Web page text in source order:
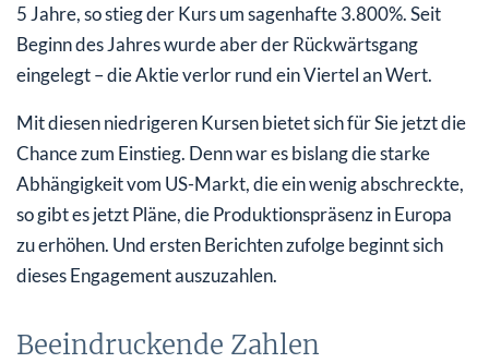
5 Jahre, so stieg der Kurs um sagenhafte 3.800%. Seit
Beginn des Jahres wurde aber der Rückwärtsgang
eingelegt – die Aktie verlor rund ein Viertel an Wert.
Mit diesen niedrigeren Kursen bietet sich für Sie jetzt die
Chance zum Einstieg. Denn war es bislang die starke
Abhängigkeit vom US-Markt, die ein wenig abschreckte,
so gibt es jetzt Pläne, die Produktionspräsenz in Europa
zu erhöhen. Und ersten Berichten zufolge beginnt sich
dieses Engagement auszuzahlen.
Beeindruckende Zahlen